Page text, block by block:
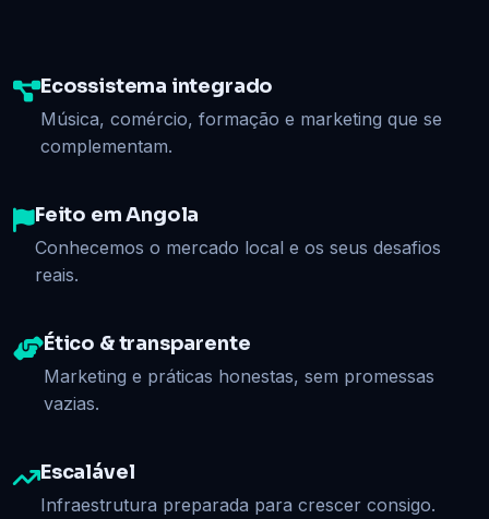
Ecossistema integrado
Música, comércio, formação e marketing que se
complementam.
Feito em Angola
Conhecemos o mercado local e os seus desafios
reais.
Ético & transparente
Marketing e práticas honestas, sem promessas
vazias.
Escalável
Infraestrutura preparada para crescer consigo.